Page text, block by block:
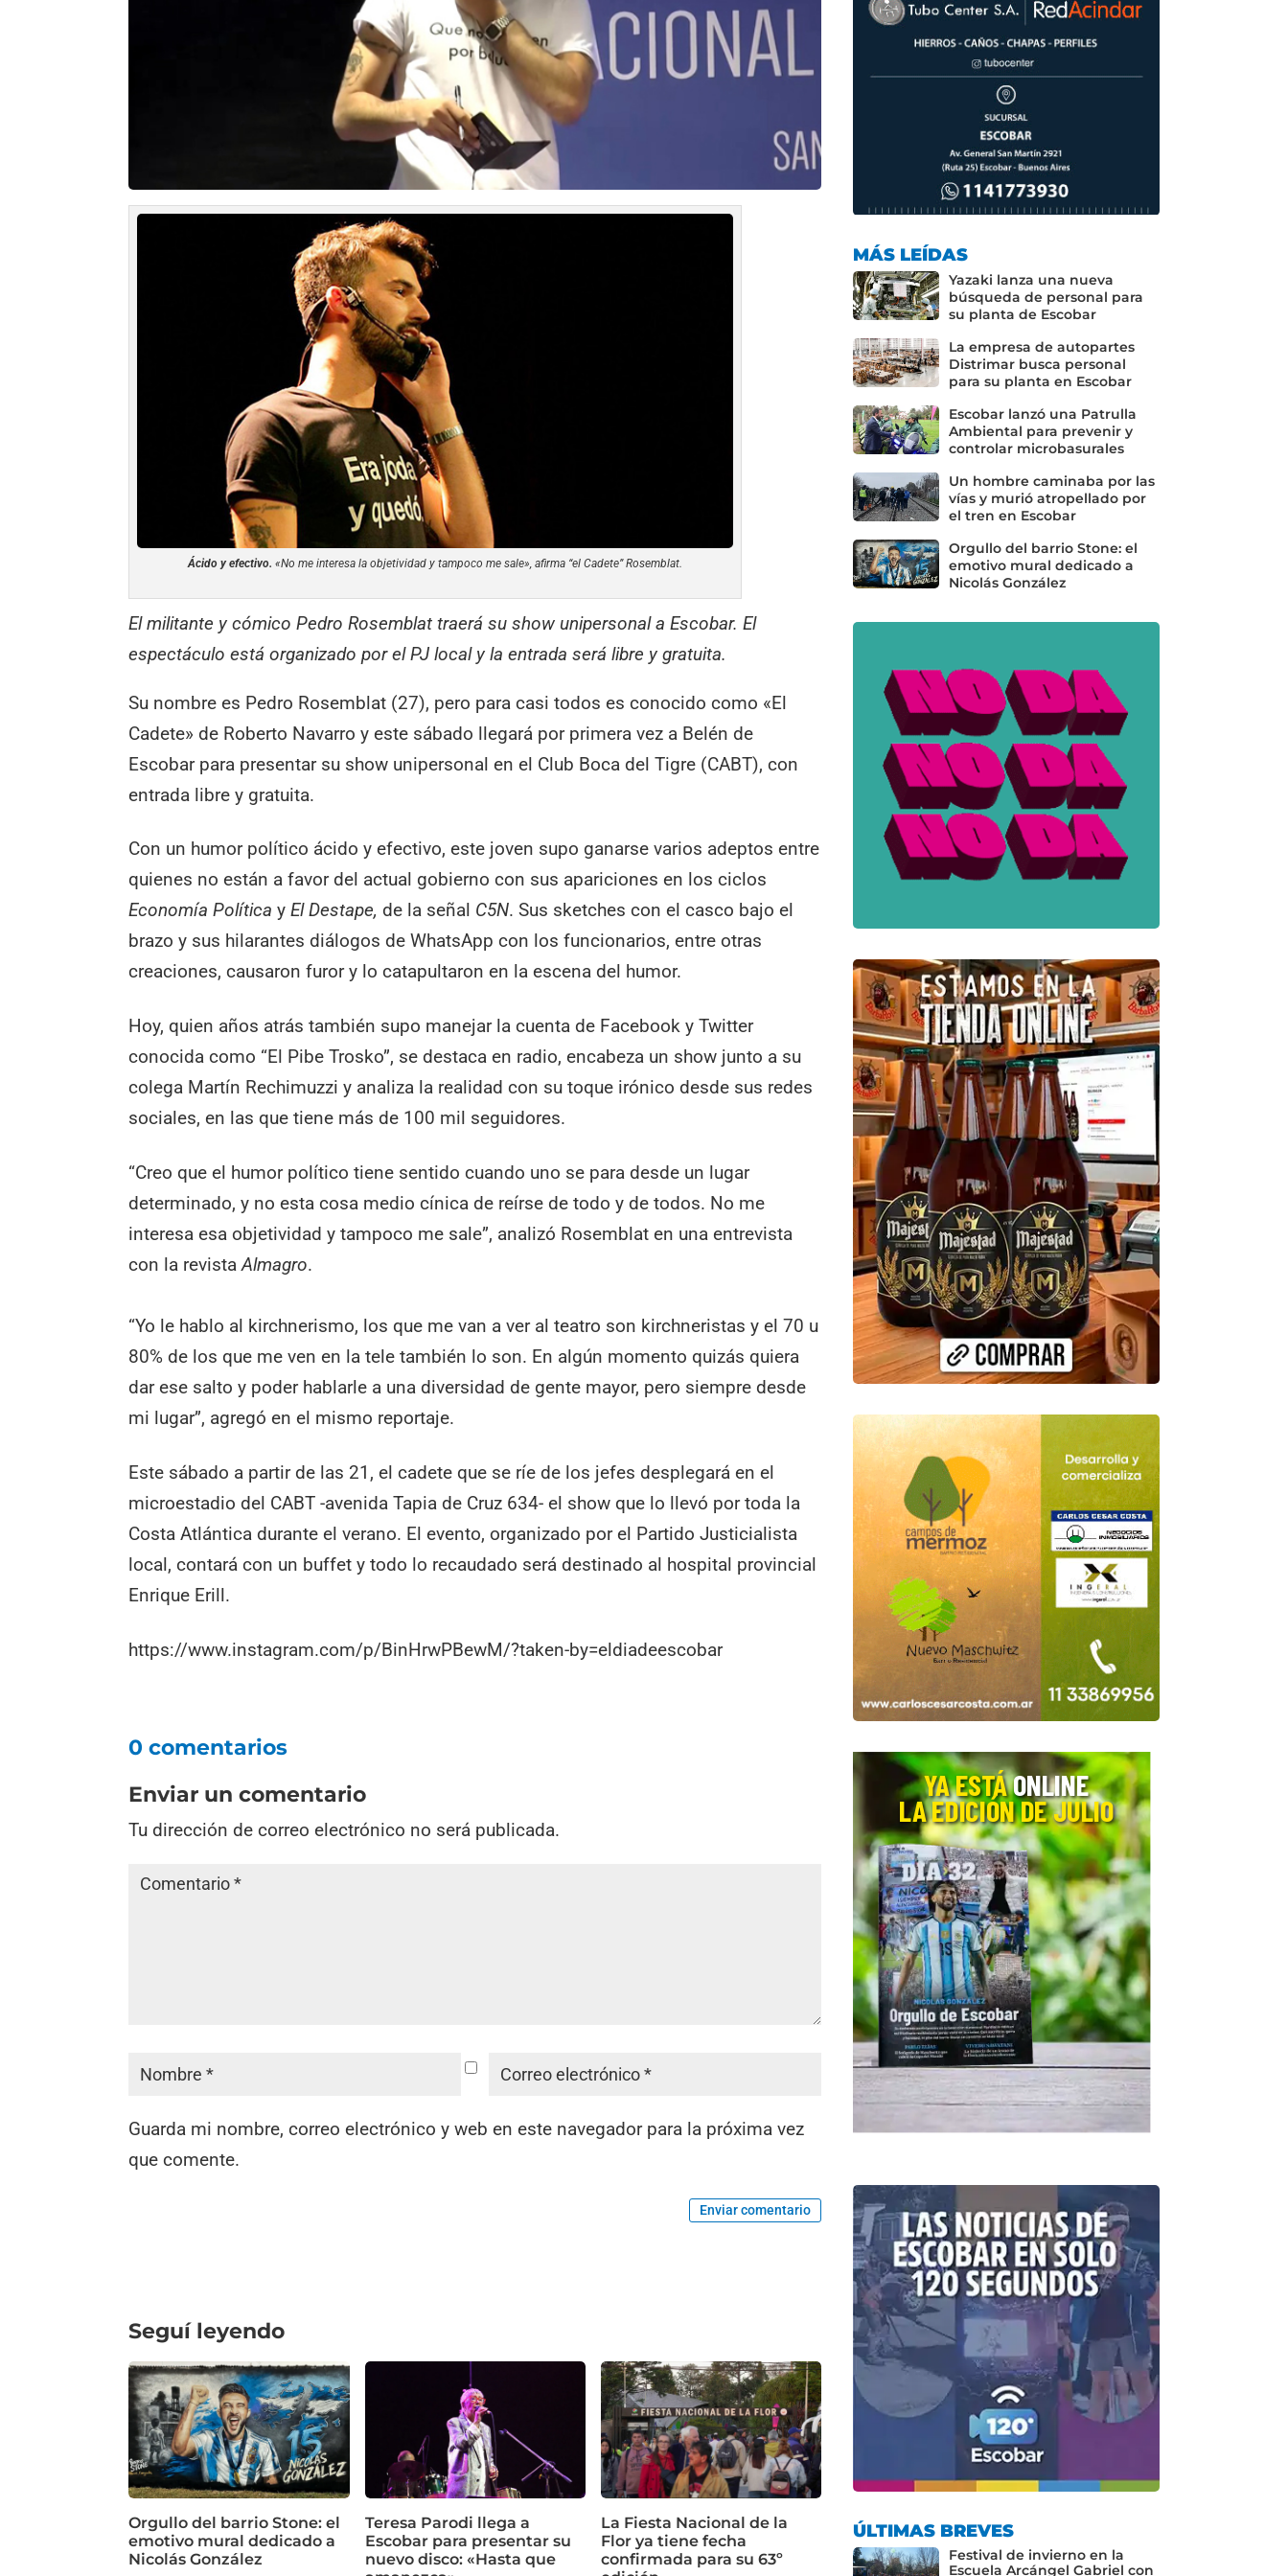
Ácido y efectivo. «No me interesa la objetividad y tampoco me sale», afirma “el Cadete” Rosemblat.
El militante y cómico Pedro Rosemblat traerá su show unipersonal a Escobar. El
espectáculo está organizado por el PJ local y la entrada será libre y gratuita.
Su nombre es Pedro Rosemblat (27), pero para casi todos es conocido como «El
Cadete» de Roberto Navarro y este sábado llegará por primera vez a Belén de
Escobar para presentar su show unipersonal en el Club Boca del Tigre (CABT), con
entrada libre y gratuita.
Con un humor político ácido y efectivo, este joven supo ganarse varios adeptos entre
quienes no están a favor del actual gobierno con sus apariciones en los ciclos
Economía Política yEl Destape, de la señal C5N. Sus sketches con el casco bajo el
brazo y sus hilarantes diálogos de WhatsApp con los funcionarios, entre otras
creaciones, causaron furor y lo catapultaron en la escena del humor.
Hoy, quien años atrás también supo manejar la cuenta de Facebook y Twitter
conocida como “El Pibe Trosko”, se destaca en radio, encabeza un show junto a su
colega Martín Rechimuzzi y analiza la realidad con su toque irónico desde sus redes
sociales, en las que tiene más de 100 mil seguidores.
“Creo que el humor político tiene sentido cuando uno se para desde un lugar
determinado, y no esta cosa medio cínica de reírse de todo y de todos. No me
interesa esa objetividad y tampoco me sale”, analizó Rosemblat en una entrevista
con la revistaAlmagro.
“Yo le hablo al kirchnerismo, los que me van a ver al teatro son kirchneristas y el 70 u
80% de los que me ven en la tele también lo son. En algún momento quizás quiera
dar ese salto y poder hablarle a una diversidad de gente mayor, pero siempre desde
mi lugar”, agregó en el mismo reportaje.
Este sábado a partir de las 21, el cadete que se ríe de los jefes desplegará en el
microestadio del CABT -avenida Tapia de Cruz 634- el show que lo llevó por toda la
Costa Atlántica durante el verano. El evento, organizado por el Partido Justicialista
local, contará con un buffet y todo lo recaudado será destinado al hospital provincial
Enrique Erill.
https://www.instagram.com/p/BinHrwPBewM/?taken-by=eldiadeescobar
0 comentarios
Enviar un comentario
Tu dirección de correo electrónico no será publicada.
Guarda mi nombre, correo electrónico y web en este navegador para la próxima vez
que comente.
Enviar comentario
Seguí leyendo
Orgullo del barrio Stone: el
emotivo mural dedicado a
Nicolás González
Teresa Parodi llega a
Escobar para presentar su
nuevo disco: «Hasta que
La Fiesta Nacional de la
Flor ya tiene fecha
confirmada para su 63º
MÁS LEÍDAS
Yazaki lanza una nueva
búsqueda de personal para
su planta de Escobar
La empresa de autopartes
Distrimar busca personal
para su planta en Escobar
Escobar lanzó una Patrulla
Ambiental para prevenir y
controlar microbasurales
Un hombre caminaba por las
vías y murió atropellado por
el tren en Escobar
Orgullo del barrio Stone: el
emotivo mural dedicado a
Nicolás González
ÚLTIMAS BREVES
Festival de invierno en la
Escuela Arcángel Gabriel con